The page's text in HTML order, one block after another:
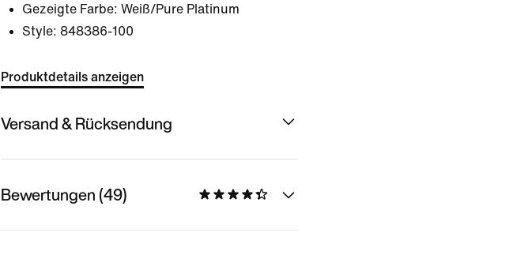
Gezeigte Farbe: Weiß/Pure Platinum
Style: 848386-100
Produktdetails anzeigen
Versand & Rücksendung
Bewertungen (49)